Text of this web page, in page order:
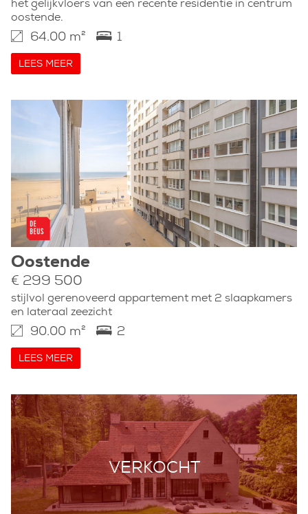
het gelijkvloers van een recente residentie in centrum
oostende.
64.00 m² 1
LEES MEER
Oostende
€ 299 500
stijlvol gerenoveerd appartement met 2 slaapkamers
en lateraal zeezicht
90.00 m² 2
LEES MEER
VERKOCHT